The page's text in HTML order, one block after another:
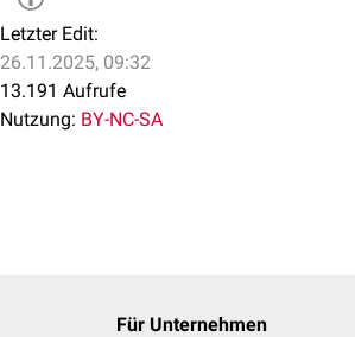
Letzter Edit:
26.11.2025, 09:32
13.191 Aufrufe
Nutzung: BY-NC-SA
Für Unternehmen